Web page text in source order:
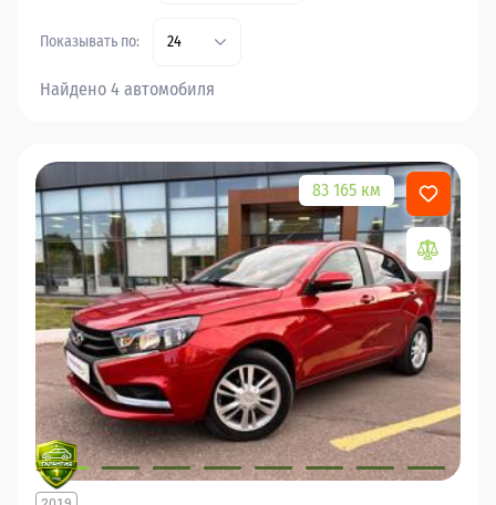
Показывать по: 24
Найдено 4 автомобиля
83 165 км